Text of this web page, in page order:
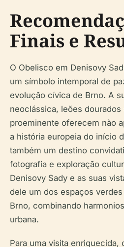
Finais e
O Obelisco em Denisovy
um símbolo intemporal de
evolução cívica de Brno. A
neoclássica, leões dourados
proeminente oferecem não
a história europeia do início
também um destino
fotografia e exploração
Denisovy Sady e as suas
dele um dos espaços
Brno, combinando
urbana.
Para uma visita enriquecida,